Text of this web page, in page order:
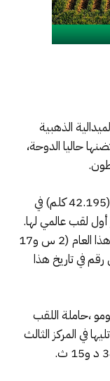
الذهبية
حاليا الدوحة،
وقطعت روث شيبنغيتيش مسافة السباق (42.195 كلم) في
و32 د و43 ث لتحرز أول لقب عالمي لها.
وكانت شيبنغيتيش سجلت أفضل توقيت هذا العام (2 س و17
رقم في تاريخ هذا
،حاملة اللقب
مسجلة 2 س و33 د و46 ث، تليها في المركز الثالث